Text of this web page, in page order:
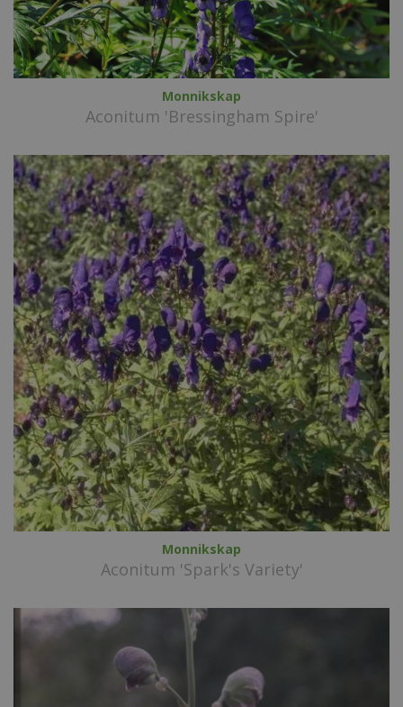
Monnikskap
Aconitum 'Bressingham Spire'
Monnikskap
Aconitum 'Spark's Variety'